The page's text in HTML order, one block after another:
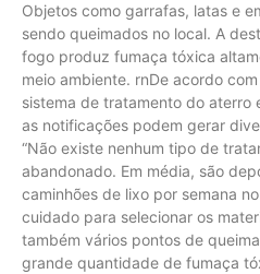
Objetos como garrafas, latas e
sendo queimados no local. A
fogo produz fumaça tóxica
meio ambiente. rnDe acordo
sistema de tratamento do
as notificações podem gerar
“Não existe nenhum tipo de
abandonado. Em média, são
caminhões de lixo por semana
cuidado para selecionar os
também vários pontos de
grande quantidade de fumaça